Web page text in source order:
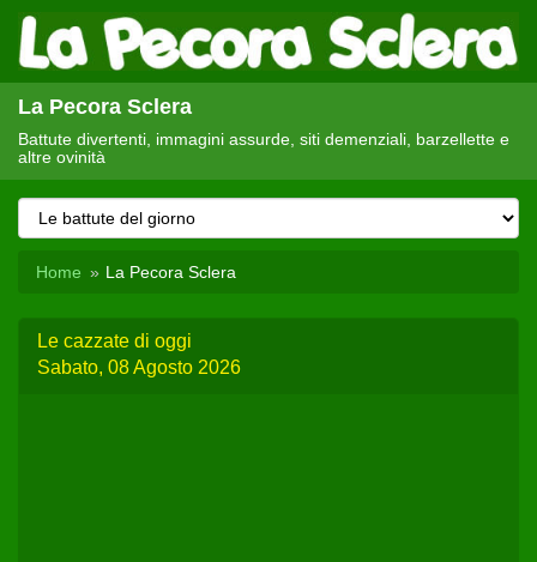
La Pecora Sclera
Battute divertenti, immagini assurde, siti demenziali, barzellette e
altre ovinità
Home La Pecora Sclera
Le cazzate di oggi
Sabato, 08 Agosto 2026